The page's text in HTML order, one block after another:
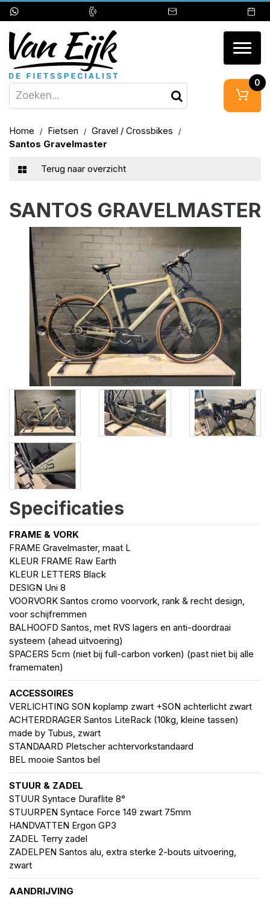
0
Home Fietsen
Gravel / Crossbikes
Santos Gravelmaster
Terug naar overzicht
SANTOS GRAVELMASTER
Specificaties
FRAME & VORK
FRAME Gravelmaster, maat L
KLEUR FRAME Raw Earth
KLEUR LETTERS Black
DESIGN Uni 8
VOORVORK Santos cromo voorvork, rank & recht design,
voor schijfremmen
BALHOOFD Santos, met RVS lagers en anti-doordraai
systeem (ahead uitvoering)
SPACERS 5cm (niet bij full-carbon vorken) (past niet bij alle
framematen)
ACCESSOIRES
VERLICHTING SON koplamp zwart +SON achterlicht zwart
ACHTERDRAGER Santos LiteRack (10kg, kleine tassen)
made by Tubus, zwart
STANDAARD Pletscher achtervorkstandaard
BEL mooie Santos bel
STUUR & ZADEL
STUUR Syntace Duraflite 8°
STUURPEN Syntace Force 149 zwart 75mm
HANDVATTEN Ergon GP3
ZADEL Terry zadel
ZADELPEN Santos alu, extra sterke 2-bouts uitvoering,
zwart
AANDRIJVING